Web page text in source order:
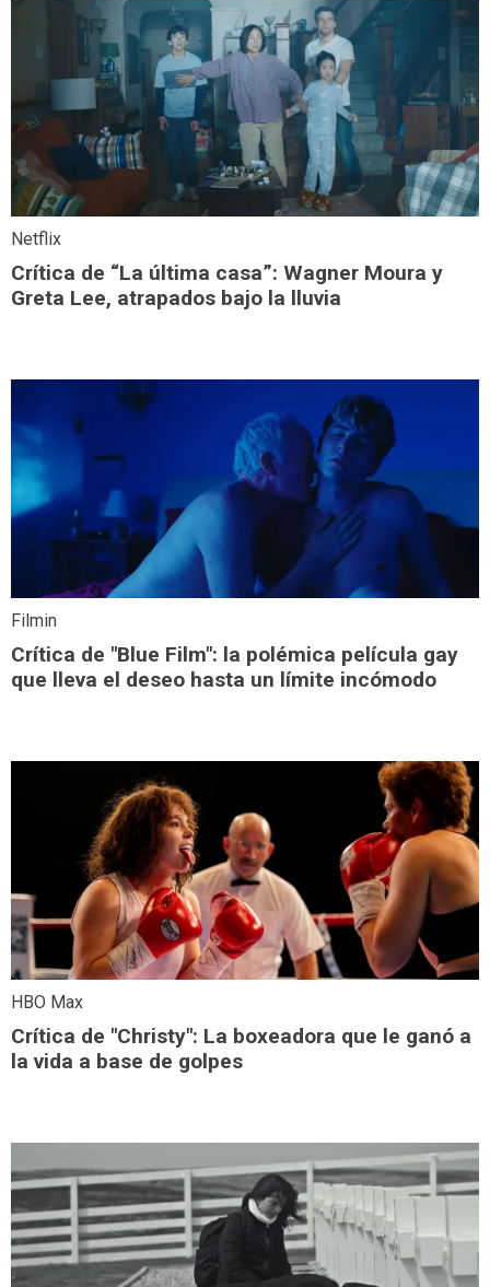
Netflix
Crítica de “La última casa”: Wagner Moura y
Greta Lee, atrapados bajo la lluvia
Filmin
Crítica de "Blue Film": la polémica película gay
que lleva el deseo hasta un límite incómodo
HBO Max
Crítica de "Christy": La boxeadora que le ganó a
la vida a base de golpes